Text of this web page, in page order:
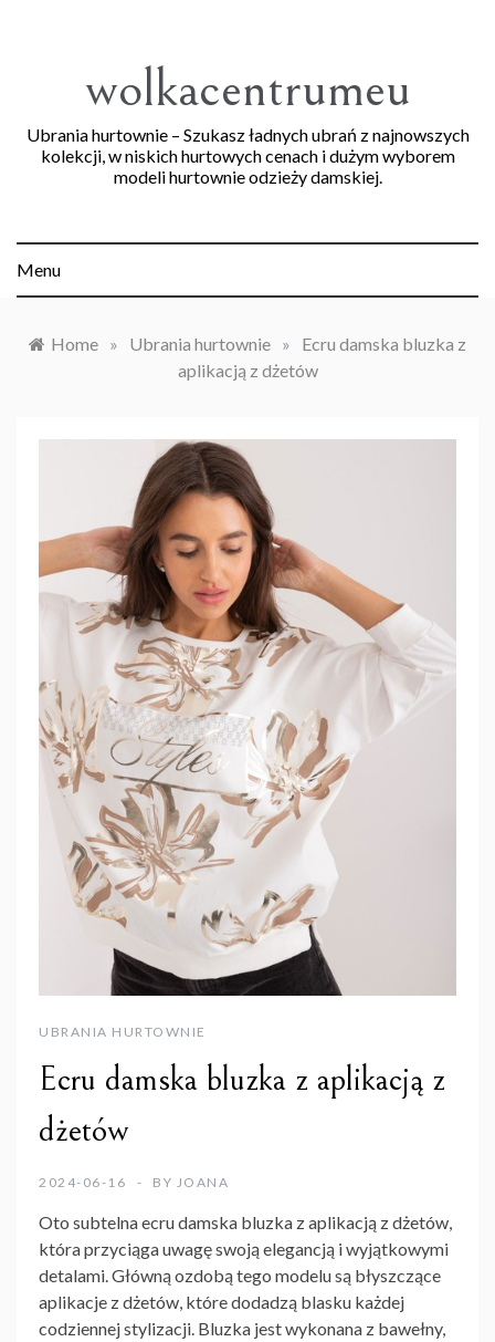
wolkacentrumeu
Ubrania hurtownie – Szukasz ładnych ubrań z najnowszych
kolekcji, w niskich hurtowych cenach i dużym wyborem
modeli hurtownie odzieży damskiej.
Menu
Home » Ubrania hurtownie »
Ecru damska bluzka z
aplikacją z dżetów
UBRANIA HURTOWNIE
Ecru damska bluzka z aplikacją z
dżetów
2024-06-16 BY JOANA
Oto subtelna ecru damska bluzka z aplikacją z dżetów,
która przyciąga uwagę swoją elegancją i wyjątkowymi
detalami. Główną ozdobą tego modelu są błyszczące
aplikacje z dżetów, które dodadzą blasku każdej
codziennej stylizacji. Bluzka jest wykonana z bawełny,